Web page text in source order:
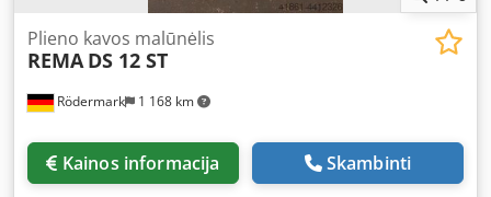
Rödermark 1 168 km
Plieno kavos malūnėlis
REMA DS 12 ST
Kainos informacija Skambinti